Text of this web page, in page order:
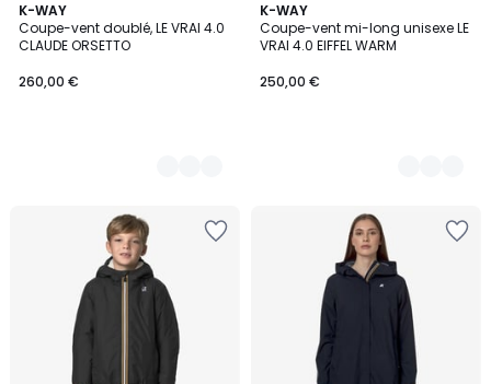
K-WAY
Coupe-vent doublé, LE VRAI 4.0
CLAUDE ORSETTO
260,00 €
3
Couleurs
K-WAY
Coupe-vent mi-long unisexe LE
VRAI 4.0 EIFFEL WARM
250,00 €
3
Couleurs